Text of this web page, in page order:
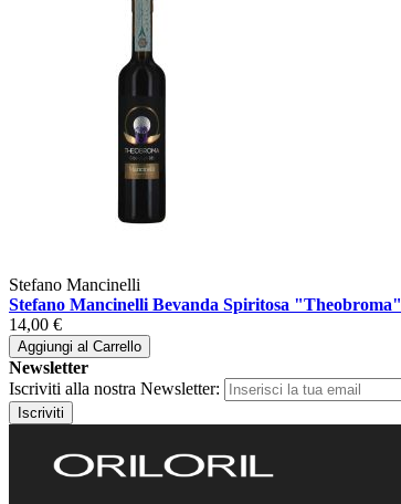
Stefano Mancinelli
Stefano Mancinelli Bevanda Spiritosa "Theobroma"
14,00 €
Aggiungi al Carrello
Newsletter
Iscriviti alla nostra Newsletter:
Iscriviti